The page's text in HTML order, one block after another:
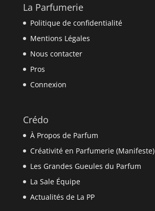
La Parfumerie
Politique de confidentialité
Mentions Légales
Nous contacter
Pros
Connexion
Crédo
À Propos de Parfum
Créativité en Parfumerie (Manifeste)
Les Grandes Gueules du Parfum
La Sale Équipe
Actualités de La PP